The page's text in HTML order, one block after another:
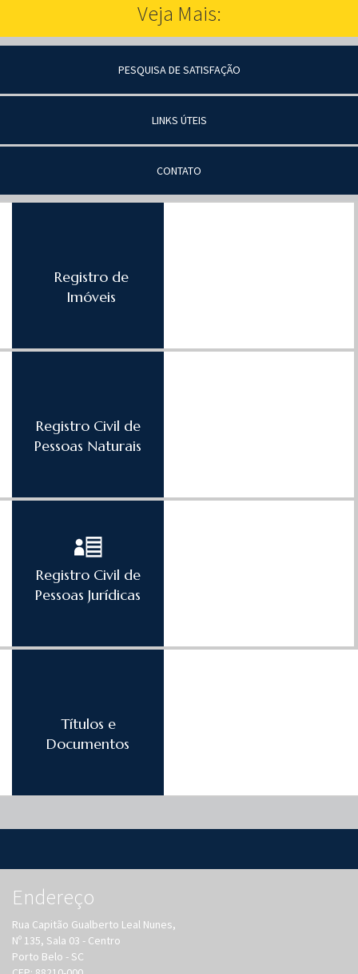
Veja Mais:
PESQUISA DE SATISFAÇÃO
LINKS ÚTEIS
CONTATO
Registro de
Imóveis
Registro Civil de
Pessoas Naturais
Registro Civil de
Pessoas Jurídicas
Títulos e
Documentos
Endereço
Rua Capitão Gualberto Leal Nunes,
Nº 135, Sala 03 - Centro
Porto Belo - SC